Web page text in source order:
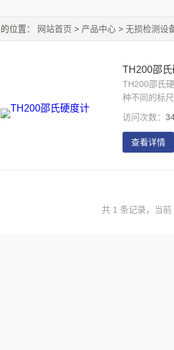
位置： 网站首页 > 产品中心 > 无损检测设
TH200邵
TH200邵氏
种不同的标
将为您提供
应用的需求。
访问次数：
查看详情
共 1 条记录，当